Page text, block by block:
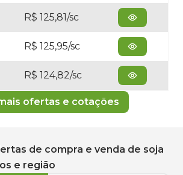
R$ 125,81/sc
R$ 125,95/sc
R$ 124,82/sc
ofertas e cotações
de compra e venda de soja
e região